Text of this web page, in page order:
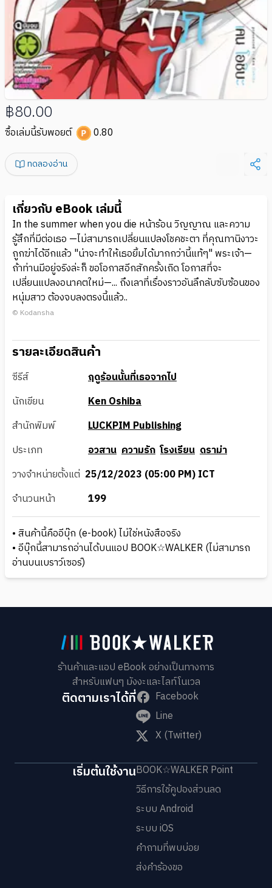
฿80.00
ซื้อเล่มนี้รับพอยต์ 0.80
ทดลองอ่าน
เกี่ยวกับ eBook เล่มนี้
In the summer when you die หน้าร้อน วิญญาณ และความ
รู้สึกที่มีต่อเธอ —ไม่สามารถเปลี่ยนแปลงโชคชะตา ที่คุณทานิงาวะ
ถูกฆ่าได้อีกแล้ว "น่าจะทำให้เธอยิ้มได้มากกว่านี้แท้ๆ" พระเจ้า—
ถ้าท่านมีอยู่จริงล่ะก็ ขอโอกาสอีกสักครั้งเถิด โอกาสที่จะ
เปลี่ยนแปลงอนาคตใหม่—... ถึงเลาที่เรื่องราวอันลึกลับซับซ้อนของ
หนุ่มสาว ต้องจบลงตรงนี้แล้ว..
© Kodansha
รายละเอียดสินค้า
ซีรีส์
ฤดูร้อนนั้นที่เธอจากไป
นักเขียน
Ken Oshiba
สำนักพิมพ์
LUCKPIM Publishing
ประเภท
อวสาน ความรัก โรงเรียน ดราม่า
วางจำหน่ายตั้งแต่ 25/12/2023 (05:00 PM) ICT
จำนวนหน้า
199
• สินค้านี้คืออีบุ๊ก (e-book) ไม่ใช่หนังสือจริง
• อีบุ๊กนี้สามารถอ่านได้บนแอป BOOK☆WALKER (ไม่สามารถ
อ่านบนเบราว์เซอร์)
ร้านค้าและแอป eBook อย่างเป็นทางการ
สำหรับแฟนๆ มังงะและไลท์โนเวล
ติดตามเราได้ที่
Facebook
Line
X (Twitter)
เริ่มต้นใช้งานBOOK☆WALKER Point
วิธีการใช้คูปองส่วนลด
ระบบ Android
ระบบ iOS
คำถามที่พบบ่อย
ส่งคำร้องขอ